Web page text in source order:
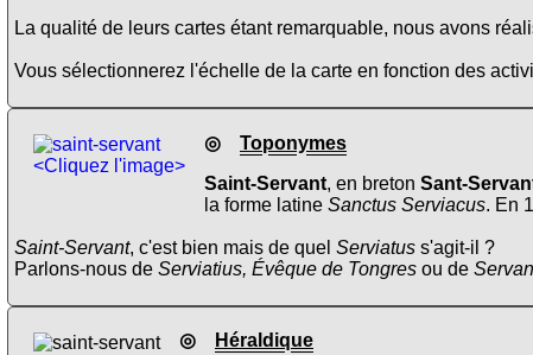
La qualité de leurs cartes étant remarquable, nous avons
Vous sélectionnerez l'échelle de la carte en fonction des
<Cliquez l'image>
◎ Toponymes
Saint-Servant, en breton Sant-
la forme latine Sanctus Serviacus. En
Saint-Servant, c'est bien mais de quel Serviatus s'agit-il ?
Parlons-nous de Serviatius, Évêque de Tongres ou de
◎
Héraldique